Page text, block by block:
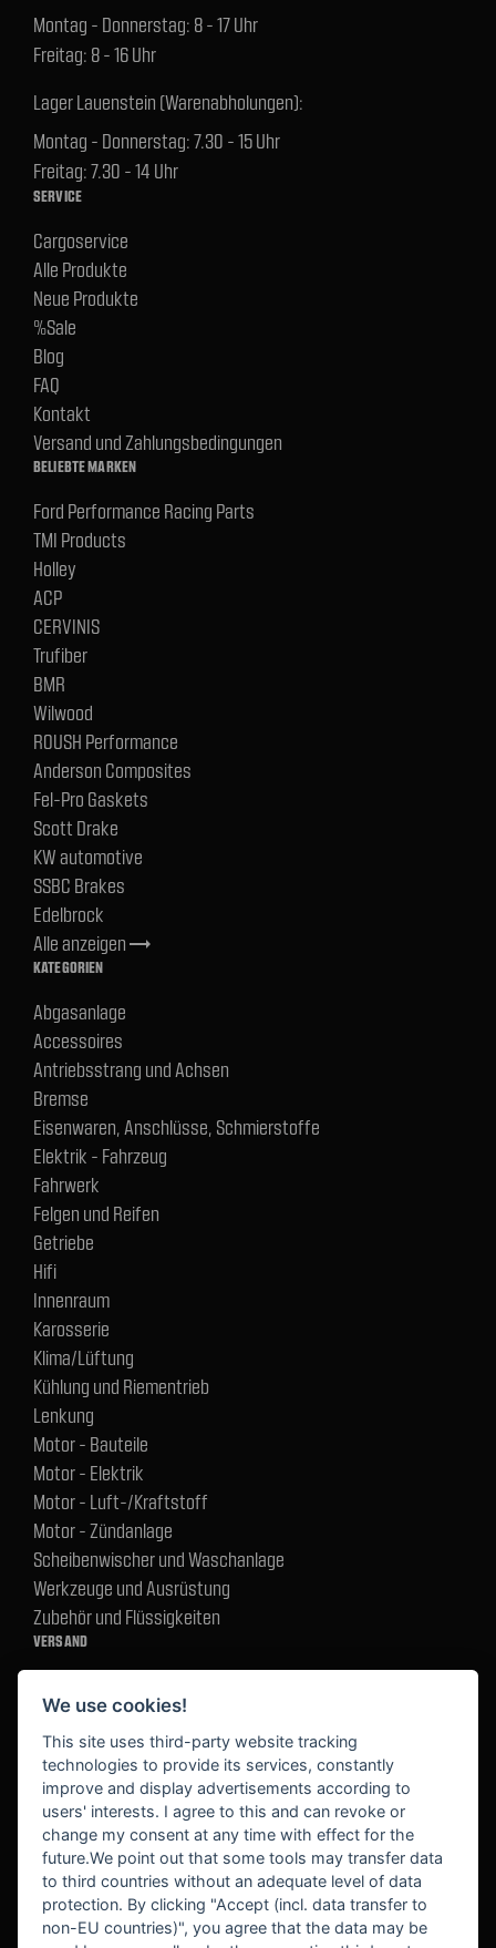
Montag - Donnerstag: 8 - 17 Uhr
Freitag: 8 - 16 Uhr
Lager Lauenstein (Warenabholungen):
Montag - Donnerstag: 7.30 - 15 Uhr
Freitag: 7.30 - 14 Uhr
SERVICE
Cargoservice
Alle Produkte
Neue Produkte
%Sale
Blog
FAQ
Kontakt
Versand und Zahlungsbedingungen
BELIEBTE MARKEN
Ford Performance Racing Parts
TMI Products
Holley
ACP
CERVINIS
Trufiber
BMR
Wilwood
ROUSH Performance
Anderson Composites
Fel-Pro Gaskets
Scott Drake
KW automotive
SSBC Brakes
Edelbrock
Alle anzeigentrending_flat
KATEGORIEN
Abgasanlage
Accessoires
Antriebsstrang und Achsen
Bremse
Eisenwaren, Anschlüsse, Schmierstoffe
Elektrik - Fahrzeug
Fahrwerk
Felgen und Reifen
Getriebe
Hifi
Innenraum
Karosserie
Klima/Lüftung
Kühlung und Riementrieb
Lenkung
Motor - Bauteile
Motor - Elektrik
Motor - Luft-/Kraftstoff
Motor - Zündanlage
Scheibenwischer und Waschanlage
Werkzeuge und Ausrüstung
Zubehör und Flüssigkeiten
VERSAND
BEKANNT AUS
We use cookies!
This site uses third-party website tracking
technologies to provide its services, constantly
improve and display advertisements according to
users' interests. I agree to this and can revoke or
change my consent at any time with effect for the
future.We point out that some tools may transfer data
to third countries without an adequate level of data
protection. By clicking "Accept (incl. data transfer to
non-EU countries)", you agree that the data may be